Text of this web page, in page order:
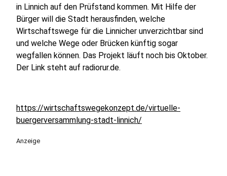
in Linnich auf den Prüfstand kommen. Mit Hilfe der
Bürger will die Stadt herausfinden, welche
Wirtschaftswege für die Linnicher unverzichtbar sind
und welche Wege oder Brücken künftig sogar
wegfallen können. Das Projekt läuft noch bis Oktober.
Der Link steht auf radiorur.de.
https://wirtschaftswegekonzept.de/virtuelle-
buergerversammlung-stadt-linnich/
Anzeige